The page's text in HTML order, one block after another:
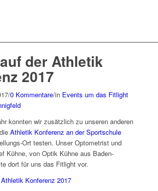
der Athletik
2017
/0 Kommentare/in Events um das Fitlight
konnten wir zusätzlich zu unseren anderen
Athletik Konferenz an der Sportschule
Ort testen. Unser Optometrist und
Kühne, von Optik Kühne aus Baden-
dort für uns das Fitlight vor.